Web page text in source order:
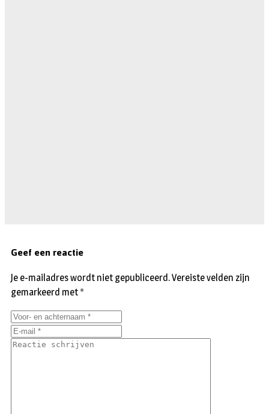
Geef een reactie
Je e-mailadres wordt niet gepubliceerd.Vereiste velden zijn
gemarkeerd met *